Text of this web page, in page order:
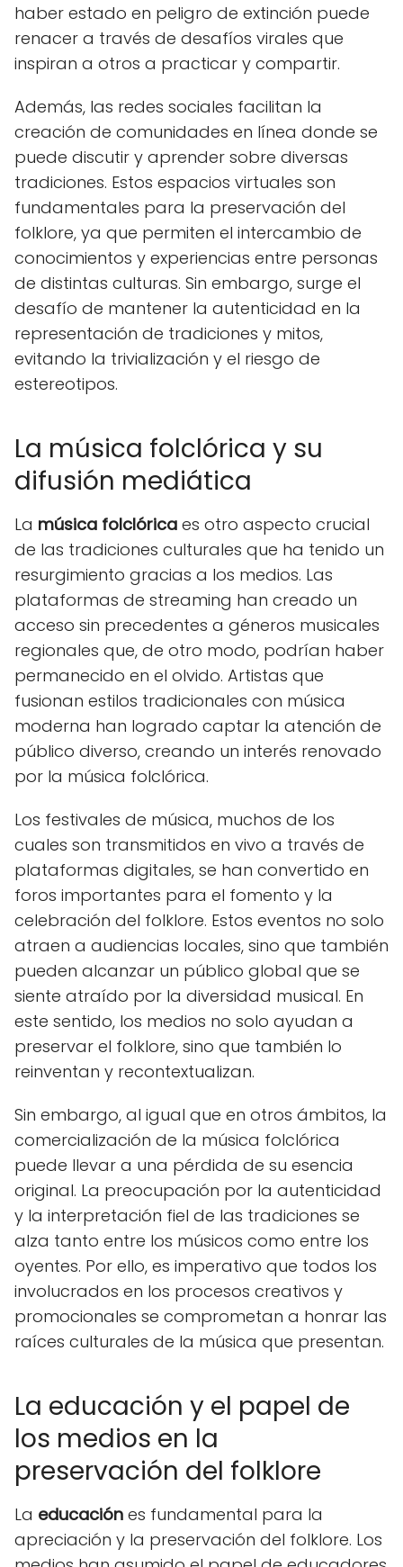
haber estado en peligro de extinción puede
renacer a través de desafíos virales que
inspiran a otros a practicar y compartir.
Además, las redes sociales facilitan la
creación de comunidades en línea donde se
puede discutir y aprender sobre diversas
tradiciones. Estos espacios virtuales son
fundamentales para la preservación del
folklore, ya que permiten el intercambio de
conocimientos y experiencias entre personas
de distintas culturas. Sin embargo, surge el
desafío de mantener la autenticidad en la
representación de tradiciones y mitos,
evitando la trivialización y el riesgo de
estereotipos.
La música folclórica y su
difusión mediática
La música folclórica es otro aspecto crucial
de las tradiciones culturales que ha tenido un
resurgimiento gracias a los medios. Las
plataformas de streaming han creado un
acceso sin precedentes a géneros musicales
regionales que, de otro modo, podrían haber
permanecido en el olvido. Artistas que
fusionan estilos tradicionales con música
moderna han logrado captar la atención de
público diverso, creando un interés renovado
por la música folclórica.
Los festivales de música, muchos de los
cuales son transmitidos en vivo a través de
plataformas digitales, se han convertido en
foros importantes para el fomento y la
celebración del folklore. Estos eventos no solo
atraen a audiencias locales, sino que también
pueden alcanzar un público global que se
siente atraído por la diversidad musical. En
este sentido, los medios no solo ayudan a
preservar el folklore, sino que también lo
reinventan y recontextualizan.
Sin embargo, al igual que en otros ámbitos, la
comercialización de la música folclórica
puede llevar a una pérdida de su esencia
original. La preocupación por la autenticidad
y la interpretación fiel de las tradiciones se
alza tanto entre los músicos como entre los
oyentes. Por ello, es imperativo que todos los
involucrados en los procesos creativos y
promocionales se comprometan a honrar las
raíces culturales de la música que presentan.
La educación y el papel de
los medios en la
preservación del folklore
La educación es fundamental para la
apreciación y la preservación del folklore. Los